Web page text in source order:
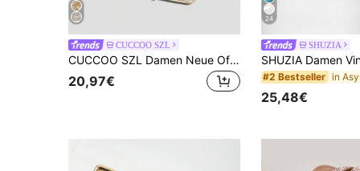
CUCCOO SZL
CUCCOO SZL Damen Neue Offene Zehen Mode Quadratische Zehen Mit Sexy Temperament Gold Vielseitig Stiletto Europäischer Und Amerikanischer Stil Hochhackige Sandalen
20,97€
24
SHUZIA
#2 Bestseller
25,48€